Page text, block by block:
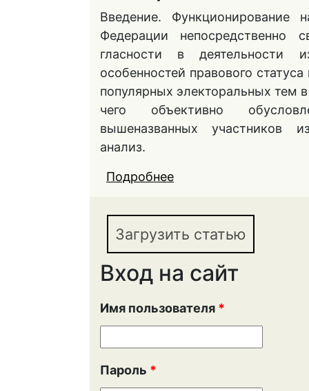
Введение. Функционирование
Федерации непосредственно
гласности в деятельности
особенностей правового
популярных электоральных тем
чего объективно
вышеназванных участников
анализ.
Подробнее
Загрузить статью
Вход на сайт
Имя пользователя *
Пароль *